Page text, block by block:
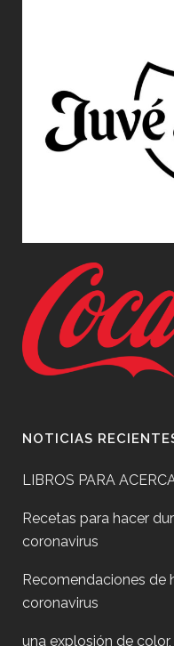
NOTICIAS
LIBROS PARA
Recetas para hacer
coronavirus
Recomendaciones de
coronavirus
una explosión de